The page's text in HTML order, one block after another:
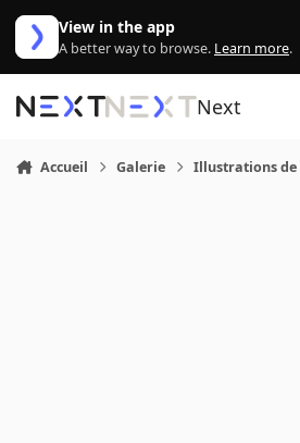
Aller au contenu
View in the app
A better way to browse. Learn more.
Next
Accueil Galerie Illustrations de